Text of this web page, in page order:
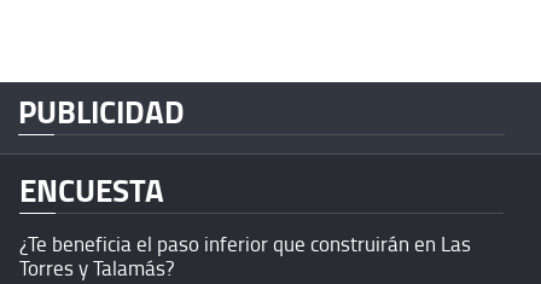
PUBLICIDAD
ENCUESTA
¿Te beneficia el paso inferior que construirán en Las
Torres y Talamás?